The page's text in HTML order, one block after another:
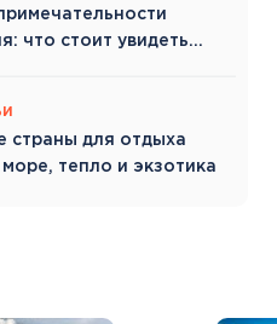
что стоит увидеть
страны для отдыха
тепло и экзотика